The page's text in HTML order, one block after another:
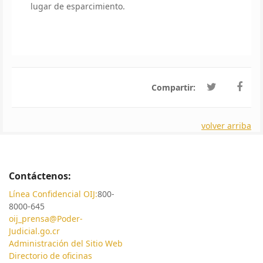
lugar de esparcimiento.
Compartir:
volver arriba
Contáctenos:
Línea Confidencial OIJ:800-
8000-645
oij_prensa@Poder-
Judicial.go.cr
Administración del Sitio Web
Directorio de oficinas